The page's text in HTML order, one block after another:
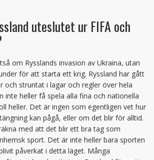
uteslutet ur FIFA och
om Rysslands invasion av Ukraina, utan
för att starta ett krig. Ryssland har gått
och struntat i lagar och regler över hela
inte heller få spela alla fina och nationella
heller. Det är ingen som egentligen vet hur
kan pågå, eller om det blir för alltid.
med att det blir ett bra tag som
sport. Det är inte heller bara sporten
påverkat i detta läget. Många